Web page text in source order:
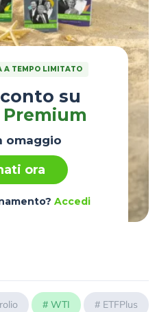
A TEMPO LIMITATO
su
omaggio
ora
Accedi
# WTI # ETFPlus